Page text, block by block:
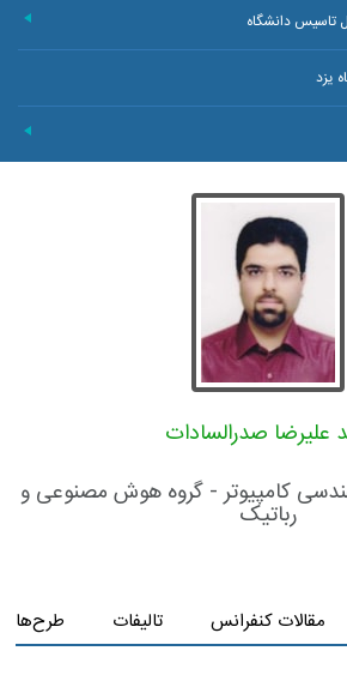
دانشگاه
یزد
علیرضا صدرالسادات
کامپیوتر - گروه هوش مصنوعی و
رباتیک
مقالات کنفرانس تالیفات